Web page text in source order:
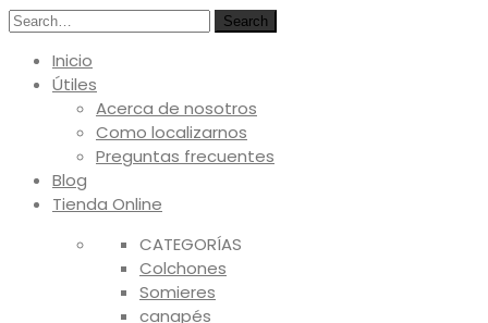
Search
Inicio
Útiles
Acerca de nosotros
Como localizarnos
Preguntas frecuentes
Blog
Tienda Online
CATEGORÍAS
Colchones
Somieres
canapés